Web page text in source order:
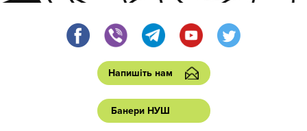
Напишіть нам
Банери НУШ